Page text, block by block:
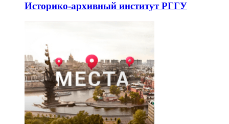
Историко-архивный институт РГГУ